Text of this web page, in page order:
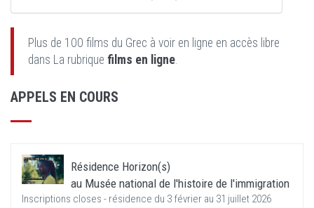
Plus de 100 films du Grec à voir en ligne en accès libre
dans La rubrique films en ligne.
APPELS EN COURS
Résidence Horizon(s)
au Musée national de l'histoire de l'immigration
Inscriptions closes - résidence du 3 février au 31 juillet 2026